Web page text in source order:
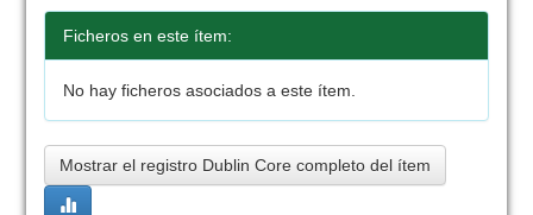
Ficheros en este ítem:
No hay ficheros asociados a este ítem.
Mostrar el registro Dublin Core completo del ítem